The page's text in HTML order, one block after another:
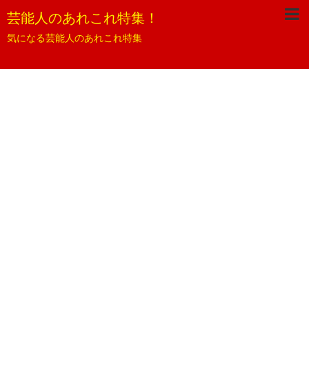
芸能人のあれこれ特集！
気になる芸能人のあれこれ特集